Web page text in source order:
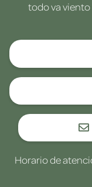
todo va
Horario de